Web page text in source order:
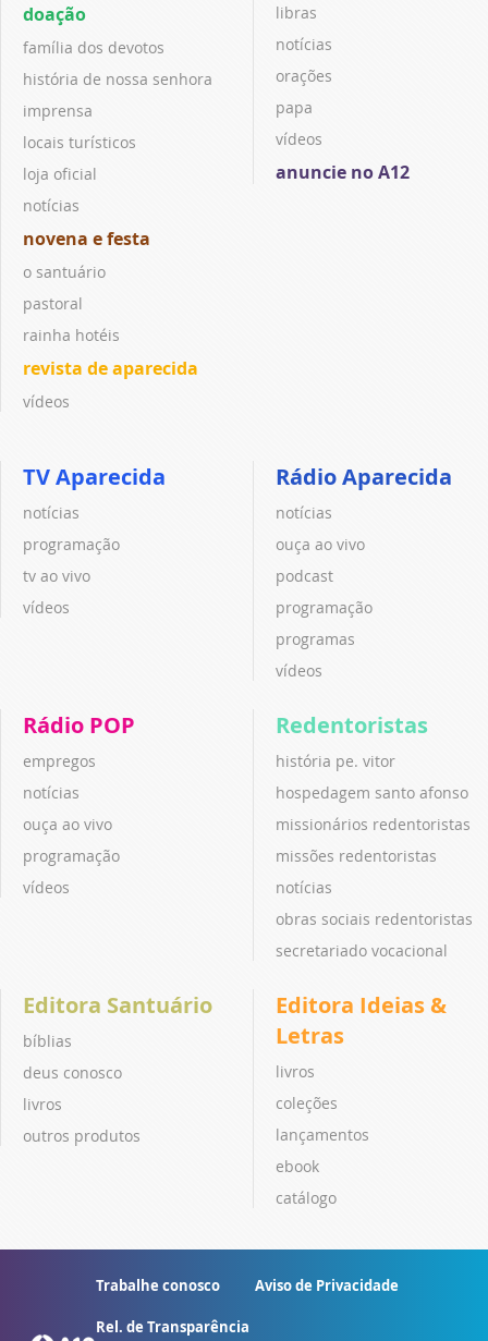
doação
família dos devotos
história de nossa senhora
imprensa
locais turísticos
loja oficial
notícias
novena e festa
o santuário
pastoral
rainha hotéis
revista de aparecida
vídeos
libras
notícias
orações
papa
vídeos
anuncie no A12
TV Aparecida
notícias
programação
tv ao vivo
vídeos
Rádio Aparecida
notícias
ouça ao vivo
podcast
programação
programas
vídeos
Rádio POP
empregos
notícias
ouça ao vivo
programação
vídeos
Redentoristas
história pe. vitor
hospedagem santo afonso
missionários redentoristas
missões redentoristas
notícias
obras sociais redentoristas
secretariado vocacional
Editora Santuário
bíblias
deus conosco
livros
outros produtos
Editora Ideias &
Letras
livros
coleções
lançamentos
ebook
catálogo
Trabalhe conosco Aviso de Privacidade
Rel. de Transparência